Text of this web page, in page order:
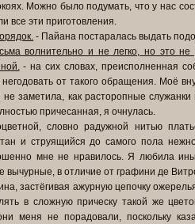
Можно было подумать, что у нас
все эти приготовления.
- Пайана постаралась выдать
волнительно и не легко, но это не
- на сих словах, преисполненная
от такого обращения. Моё
заметила, как расторопные
причесанная, я очнулась.
словно радужной нитью
и струящийся до самого пола
мне не нравилось. Я любила
вычурные, в отличие от графини де
застёгивая ажурную цепочку
в сложную прическу такой же
меня не порадовали, поскольку